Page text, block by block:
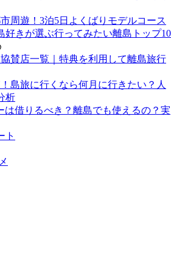
周遊！3泊5日よくばりモデルコース
好きが選ぶ行ってみたい離島トップ10
賛店一覧｜特典を利用して離島旅行
島旅に行くなら何月に行きたい？人
析
は借りるべき？離島でも使えるの？実